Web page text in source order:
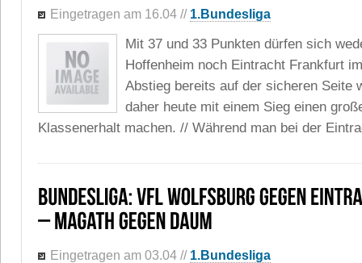
Eingetragen am 16.04 // 1.Bundesliga
Mit 37 und 33 Punkten dürfen sich
Hoffenheim noch Eintracht Frankfurt
Abstieg bereits auf der sicheren Seite
daher heute mit einem Sieg einen
Klassenerhalt machen. // Während man bei der
Eingetragen am 03.04 // 1.Bundesliga